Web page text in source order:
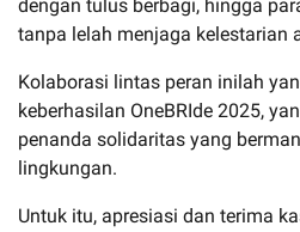
dengan tulus berbagi, hingga
tanpa lelah menjaga kelestarian
Kolaborasi lintas peran inilah
keberhasilan OneBRIde 2025,
penanda solidaritas yang
lingkungan.
Untuk itu, apresiasi dan terima